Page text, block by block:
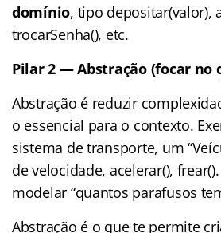
domínio, tipo depositar(valor),
trocarSenha(), etc.
Pilar 2 — Abstração (focar no
Abstração é reduzir
o essencial para o contexto.
sistema de transporte, um
de velocidade, acelerar(),
modelar “quantos parafusos
Abstração é o que te permite